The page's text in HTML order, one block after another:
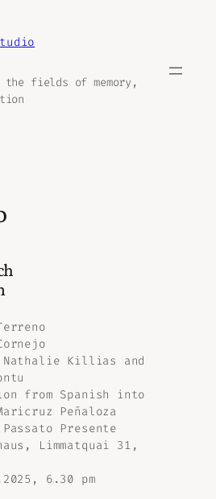
fields of memory,
Nathalie Killias and
from Spanish into
Peñaloza
Passato Presente
Limmatquai 31,
6.30 pm